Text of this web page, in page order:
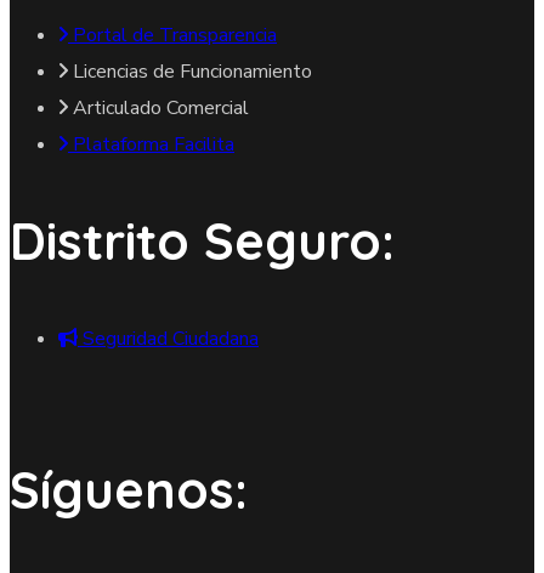
Portal de Transparencia
Licencias de Funcionamiento
Articulado Comercial
Plataforma Facilita
Distrito Seguro:
Seguridad Ciudadana
Síguenos: